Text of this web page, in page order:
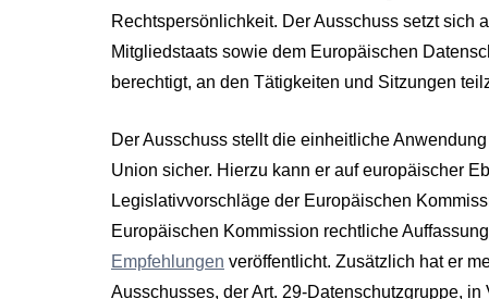
Rechtspersönlichkeit. Der Ausschuss setzt sich
Mitgliedstaats sowie dem Europäischen
berechtigt, an den Tätigkeiten und Sitzungen
Der Ausschuss stellt die einheitliche
Union sicher. Hierzu kann er auf europäischer
Legislativvorschläge der Europäischen
Europäischen Kommission rechtliche
Empfehlungen veröffentlicht. Zusätzlich hat er
Ausschusses, der Art. 29-Datenschutzgruppe,